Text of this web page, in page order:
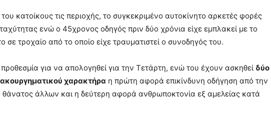
κατοίκους τις περιοχής, το συγκεκριμένο αυτοκίνητο αρκετές φορές
ενώ ο 45χρονος οδηγός πριν δύο χρόνια είχε εμπλακεί με το
σε τροχαίο από το οποίο είχε τραυματιστεί ο συνοδηγός του.
για να απολογηθεί για την Τετάρτη, ενώ του έχουν ασκηθεί δύο
χαρακτήρα η πρώτη αφορά επικίνδυνη οδήγηση από την
άλλων και η δεύτερη αφορά ανθρωποκτονία εξ αμελείας κατά